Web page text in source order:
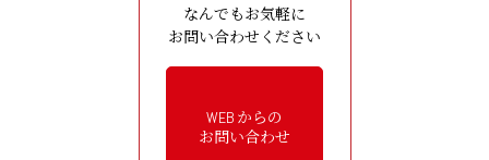
なんでもお気軽に
お問い合わせください
WEB からの
お問い合わせ